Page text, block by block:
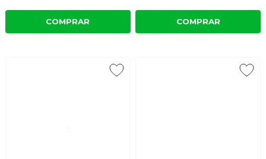
COMPRAR COMPRAR